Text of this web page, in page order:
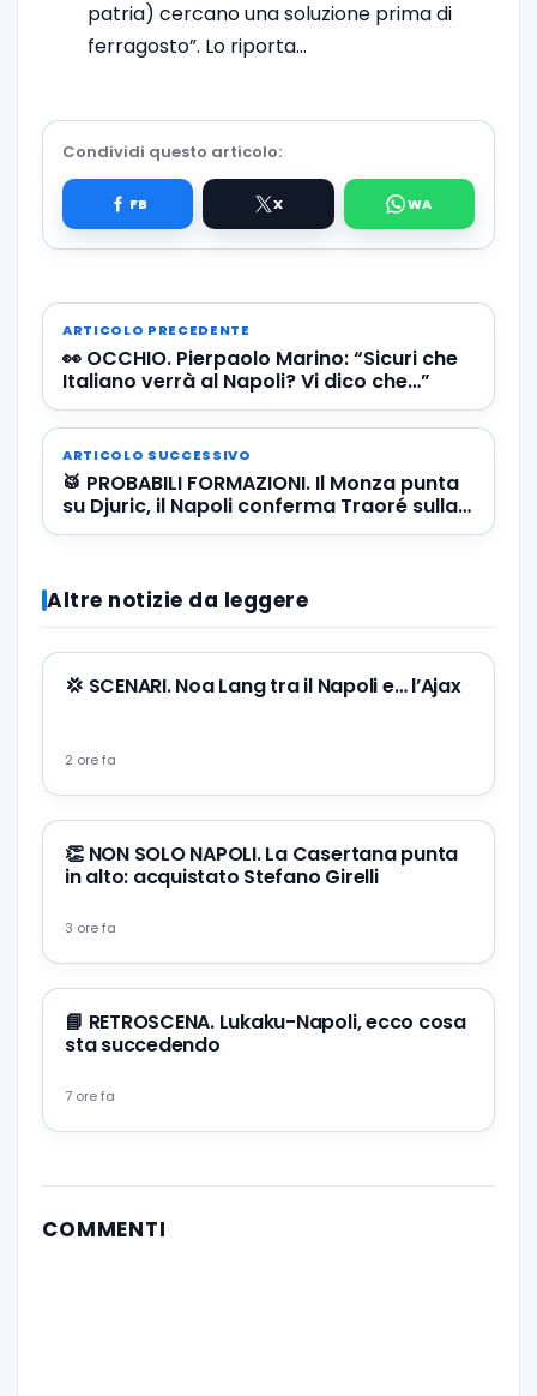
patria) cercano una soluzione prima di
ferragosto”. Lo riporta…
Condividi questo articolo:
ARTICOLO PRECEDENTE
👀 OCCHIO. Pierpaolo Marino: “Sicuri che
Italiano verrà al Napoli? Vi dico che…”
ARTICOLO SUCCESSIVO
🥁 PROBABILI FORMAZIONI. Il Monza punta
su Djuric, il Napoli conferma Traoré sulla
mediana
Altre notizie da leggere
💢 SCENARI. Noa Lang tra il Napoli e… l’Ajax
2 ore fa
👏 NON SOLO NAPOLI. La Casertana punta
in alto: acquistato Stefano Girelli
3 ore fa
📘 RETROSCENA. Lukaku-Napoli, ecco cosa
sta succedendo
7 ore fa
COMMENTI